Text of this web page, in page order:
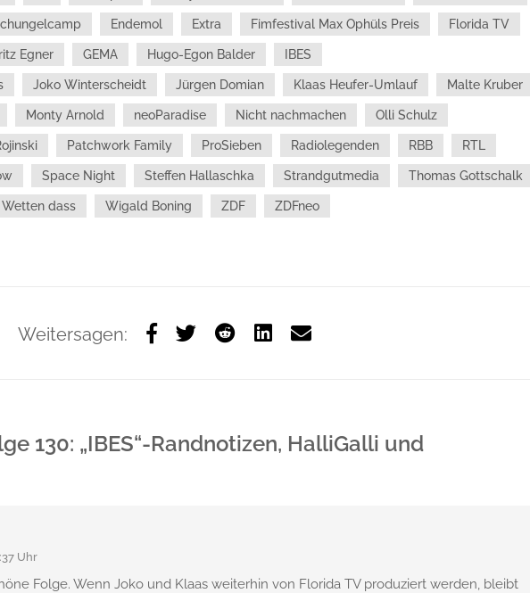
Endemol Extra Fimfestival Max Ophüls Preis Florida TV
Egner GEMA Hugo-Egon Balder IBES
Joko Winterscheidt Jürgen Domian Klaas Heufer-Umlauf Malte Kruber
Monty Arnold neoParadise Nicht nachmachen Olli Schulz
Patchwork Family ProSieben Radiolegenden RBB RTL
Space Night Steffen Hallaschka Strandgutmedia Thomas Gottschalk
Wetten dass Wigald Boning ZDF ZDFneo
Weitersagen:
130: „IBES“-Randnotizen, HalliGalli und
Uhr
Folge. Wenn Joko und Klaas weiterhin von Florida TV produziert werden, bleibt